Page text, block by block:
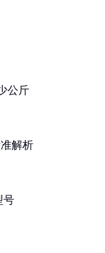
公斤
解析
号